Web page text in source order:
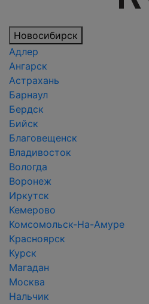
Новосибирск
Адлер
Ангарск
Астрахань
Барнаул
Бердск
Бийск
Благовещенск
Владивосток
Вологда
Воронеж
Иркутск
Кемерово
Комсомольск-На-Амуре
Красноярск
Курск
Магадан
Москва
Нальчик